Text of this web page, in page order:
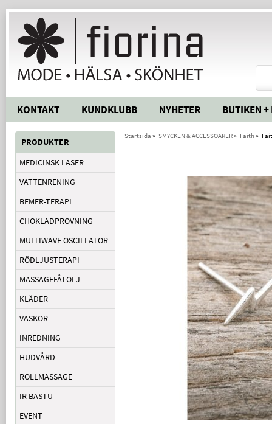
KONTAKT KUNDKLUBB NYHETER BUTIKEN +
PRODUKTER
MEDICINSK LASER
VATTENRENING
BEMER-TERAPI
CHOKLADPROVNING
MULTIWAVE OSCILLATOR
RÖDLJUSTERAPI
MASSAGEFÅTÖLJ
KLÄDER
VÄSKOR
INREDNING
HUDVÅRD
ROLLMASSAGE
IR BASTU
EVENT
Startsida » SMYCKEN & ACCESSOARER» Faith»